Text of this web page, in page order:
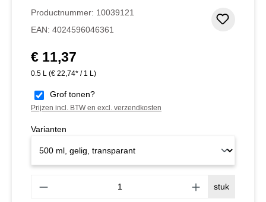
Productnummer: 10039121
EAN: 4024596046361
Normale prijs:
€ 11,37
0.5 L (€ 22,74* / 1 L)
Grof tonen?
Prijzen incl. BTW en excl. verzendkosten
Varianten
stuk